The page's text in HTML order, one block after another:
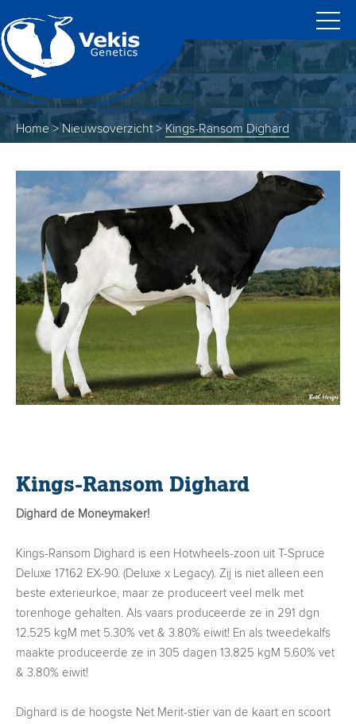
Home > Nieuwsoverzicht>Kings-Ransom Dighard
Kings-Ransom Dighard
Dighard de Moneymaker!
Kings-Ransom Dighard is een Hotwheels-zoon uit T-Spruce
Deluxe 17162 EX-90. (Deluxe x Legacy). Zij is niet alleen een
beste exterieurkoe, maar ze produceert veel melk met
torenhoge gehalten. Als vaars produceerde ze in 291 dgn
12.525 kgM met 5.30% vet & 3.80% eiwit! En als tweedekalfs
maakte produceerde ze in 305 dagen 13.825 kgM 5.60% vet
& 3.80% eiwit!
Dighard is de hoogste Net Merit-stier van de kaart en scoort